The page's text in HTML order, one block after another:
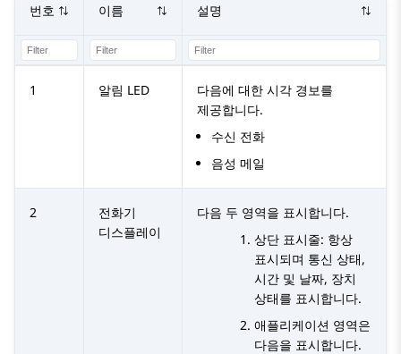
번호 이름 설명
1 알림 LED
다음에 대한 시각 경보를
제공합니다.
수신 전화
음성 메일
2
전화기
디스플레이
다음 두 영역을 표시합니다.
상단 표시줄: 항상
표시되며 통신 상태,
시간 및 날짜, 장치
상태를 표시합니다.
애플리케이션 영역은
다음을 표시합니다.